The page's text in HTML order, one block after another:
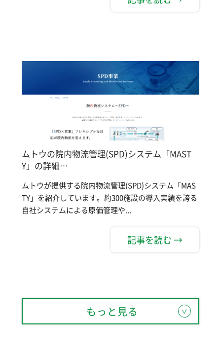
ムトウの院内物流管理(SPD)システム「MAST
Y」の詳細…
ムトウが提供する院内物流管理(SPD)システム「MAS
TY」を紹介しています。約300施設の導入実績を誇る
自社システムによる原価管理や...
記事を読む →
もっと見る